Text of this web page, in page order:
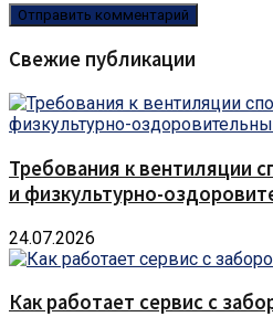
Свежие публикации
Требования к вентиляции
и физкультурно-
24.07.2026
Как работает сервис с